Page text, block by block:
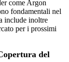
come Argon
fondamentali nel
include inoltre
per i prossimi
del